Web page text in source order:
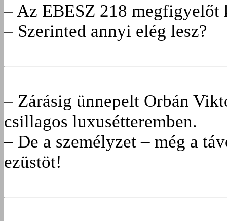
– Az EBESZ 218 megfigyelőt
– Szerinted annyi elég lesz?
– Zárásig ünnepelt Orbán
csillagos luxusétteremben.
– De a személyzet – még a
ezüstöt!